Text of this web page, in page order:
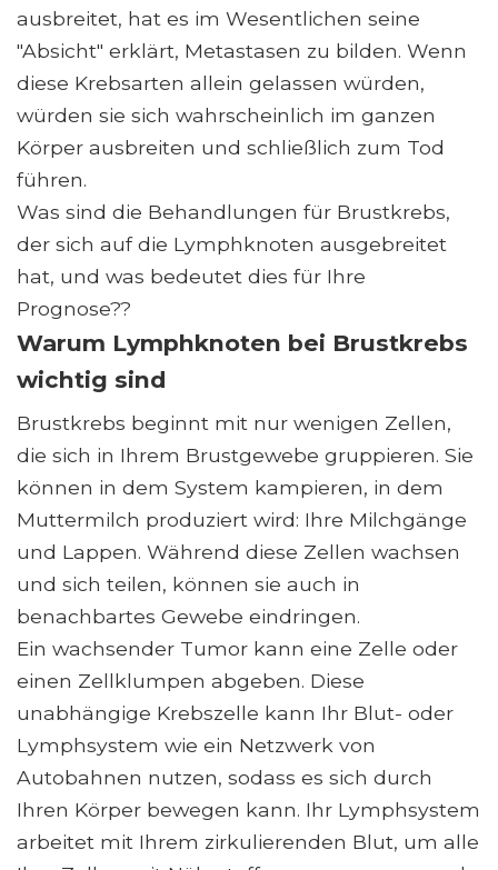
ausbreitet, hat es im Wesentlichen seine
"Absicht" erklärt, Metastasen zu bilden. Wenn
diese Krebsarten allein gelassen würden,
würden sie sich wahrscheinlich im ganzen
Körper ausbreiten und schließlich zum Tod
führen.
Was sind die Behandlungen für Brustkrebs,
der sich auf die Lymphknoten ausgebreitet
hat, und was bedeutet dies für Ihre
Prognose??
Warum Lymphknoten bei Brustkrebs
wichtig sind
Brustkrebs beginnt mit nur wenigen Zellen,
die sich in Ihrem Brustgewebe gruppieren. Sie
können in dem System kampieren, in dem
Muttermilch produziert wird: Ihre Milchgänge
und Lappen. Während diese Zellen wachsen
und sich teilen, können sie auch in
benachbartes Gewebe eindringen.
Ein wachsender Tumor kann eine Zelle oder
einen Zellklumpen abgeben. Diese
unabhängige Krebszelle kann Ihr Blut- oder
Lymphsystem wie ein Netzwerk von
Autobahnen nutzen, sodass es sich durch
Ihren Körper bewegen kann. Ihr Lymphsystem
arbeitet mit Ihrem zirkulierenden Blut, um alle